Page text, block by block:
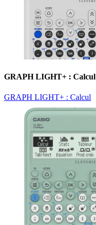
GRAPH LIGHT+ : Calcul
GRAPH LIGHT+ : Calcul